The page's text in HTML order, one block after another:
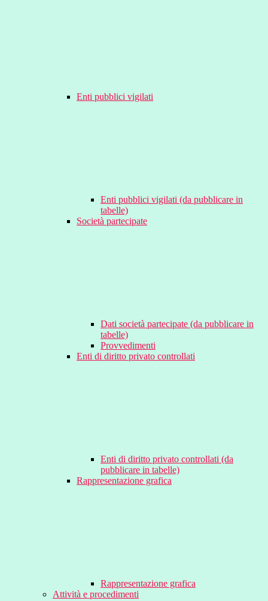
Enti pubblici vigilati
Enti pubblici vigilati (da pubblicare in
tabelle)
Società partecipate
Dati società partecipate (da pubblicare in
tabelle)
Provvedimenti
Enti di diritto privato controllati
Enti di diritto privato controllati (da
pubblicare in tabelle)
Rappresentazione grafica
Rappresentazione grafica
Attività e procedimenti